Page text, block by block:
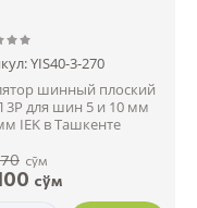
YIS40-3-270
шинный плоский
для шин 5 и 10 мм
IEK в Ташкенте
сўм
сўм